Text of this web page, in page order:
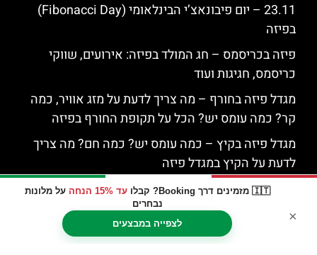
🇮🇹 מזמינים דרך Booking? קבלו עד 15% הנחה
על מלונות
נבחרים
לצפייה במבצעים
×
23.11 – יום פיבונאצ’י הבינלאומי (Fibonacci Day)
בפיזה
פיזה בכריסמס – חג המולד בפיזה: אירועים, שווקי
כריסמס, חגיגות ועוד
מגדל פיזה בחורף – מה צריך לדעת על מזג אוויר, כמה
קר? כמה עומס יש? הכל על תקופת החורף בפיזה
מגדל פיזה בקיץ – כמה עומס יש? כמה חם? מה צריך
לדעת על הקיץ במגדל פיזה
יומיים בפיזה – טיפים והמלצות מה לעשות ולראות 2
למה העיר פיזה נקראת "רומא הקטנה"?